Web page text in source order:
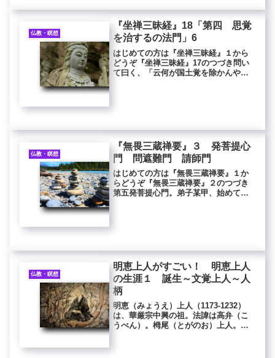
る。...
仏教・瞑想
『坐禅三昧経』18「第四 思覚
を治するの法門」6
はじめての方は『坐禅三昧経』１から
どうぞ『坐禅三昧経』17のつづき問い
て曰く、「云何が国土覚を除かんや」
仏教・瞑想
『無畏三蔵禅要』３ 発菩提心
門 問遮難門 請師門
はじめての方は『無畏三蔵禅要』１か
らどうぞ『無畏三蔵禅要』２のつづき
第五発菩提心門。弟子某甲、始めて今
仏教・瞑想
明恵上人がすごい！ 明恵上人
の生涯１ 誕生～文覚上人～人
柄
明恵（みょうえ）上人（1173-1232）
は、華厳宗中興の祖。法諱は高弁（こ
うべん）。栂尾（とがのお）上人。誕